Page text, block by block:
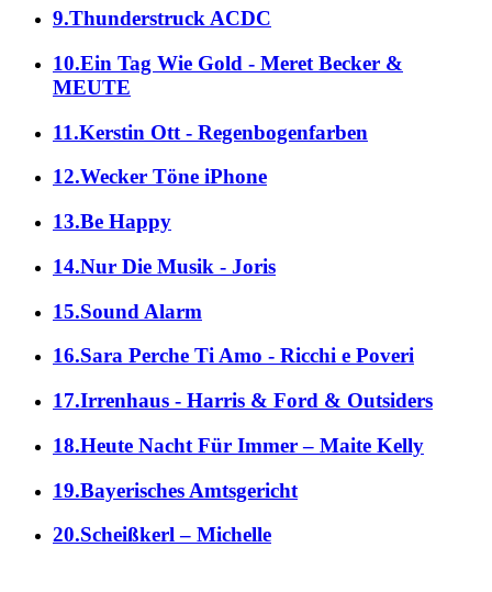
9.Thunderstruck ACDC
10.Ein Tag Wie Gold - Meret Becker &
MEUTE
11.Kerstin Ott - Regenbogenfarben
12.Wecker Töne iPhone
13.Be Happy
14.Nur Die Musik - Joris
15.Sound Alarm
16.Sara Perche Ti Amo - Ricchi e Poveri
17.Irrenhaus - Harris & Ford & Outsiders
18.Heute Nacht Für Immer – Maite Kelly
19.Bayerisches Amtsgericht
20.Scheißkerl – Michelle